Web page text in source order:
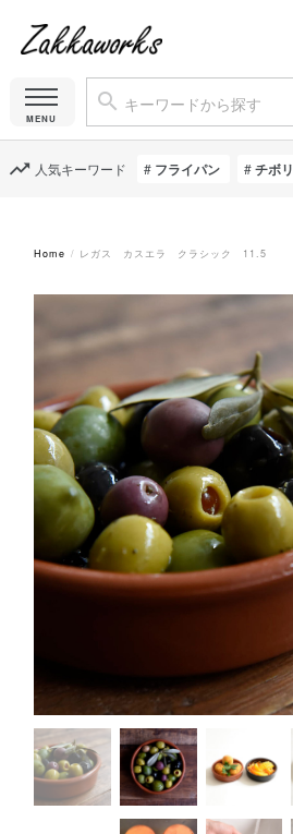
人気キーワード フライパン チボリ
Home レガス カスエラ クラシック 11.5